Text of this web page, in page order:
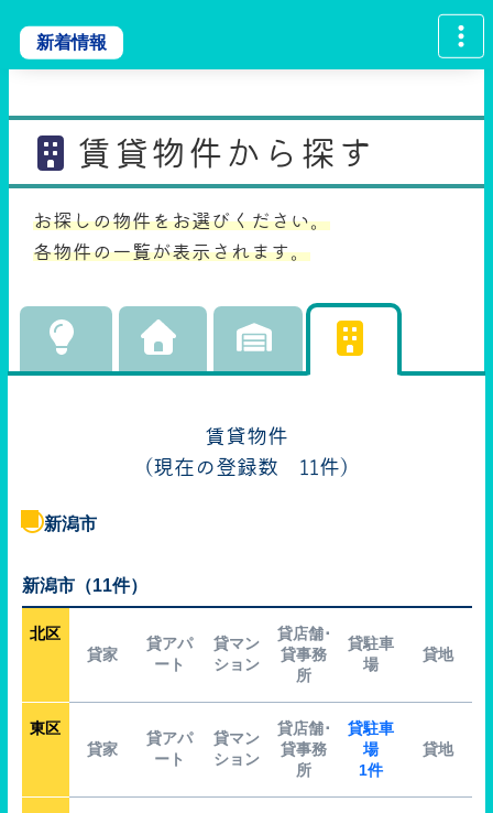
新着情報
賃貸物件から探す
お探しの物件をお選びください。
各物件の一覧が表示されます。
賃貸物件
（現在の登録数 11件）
新潟市
新潟市（11件）
北区
貸家
貸アパ
ート
貸マン
ション
貸店舗･
貸事務
所
貸駐車
場
貸地
東区
貸家
貸アパ
ート
貸マン
ション
貸店舗･
貸事務
所
貸駐車
場
1件
貸地